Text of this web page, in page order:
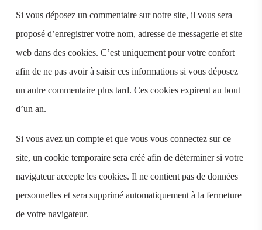
Si vous déposez un commentaire sur notre site, il vous sera
proposé d’enregistrer votre nom, adresse de messagerie et site
web dans des cookies. C’est uniquement pour votre confort
afin de ne pas avoir à saisir ces informations si vous déposez
un autre commentaire plus tard. Ces cookies expirent au bout
d’un an.
Si vous avez un compte et que vous vous connectez sur ce
site, un cookie temporaire sera créé afin de déterminer si votre
navigateur accepte les cookies. Il ne contient pas de données
personnelles et sera supprimé automatiquement à la fermeture
de votre navigateur.